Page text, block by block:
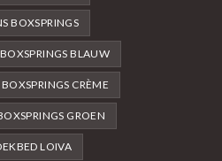
BOXSPRINGS
BOXSPRINGS BLAUW
BOXSPRINGS CRÈME
GROEN
LOIVA